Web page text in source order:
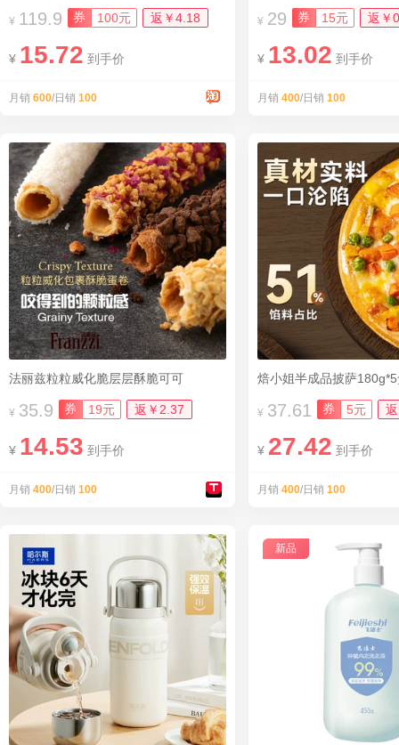
¥ 119.9 券 100元 返￥4.18
¥ 15.72 到手价
月销 600/日销 100
¥ 29 券 15元 返￥
¥ 13.02 到手价
月销 400/日销 100
法丽兹粒粒威化脆层层酥脆可可
¥ 35.9 券 19元 返￥2.37
¥ 14.53 到手价
月销 400/日销 100
焙小姐半成品披萨
¥ 37.61 券 5元
¥ 27.42 到手价
月销 400/日销 100
新品